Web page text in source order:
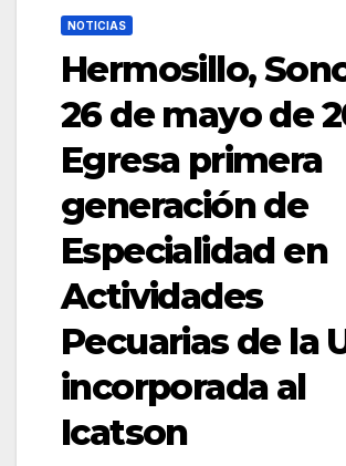
NOTICIAS
Hermosillo,
26 de mayo de
Egresa primera
generación de
Especialidad en
Actividades
Pecuarias de la
incorporada al
Icatson